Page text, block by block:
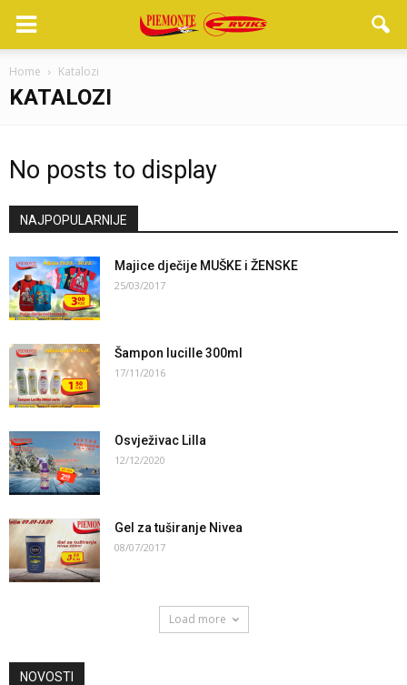
Home Katalozi
KATALOZI
No posts to display
NAJPOPULARNIJE
Majice dječije MUŠKE i ŽENSKE
25/03/2017
Šampon lucille 300ml
17/11/2016
Osvježivac Lilla
12/12/2020
Gel za tuširanje Nivea
08/07/2017
Load more
NOVOSTI